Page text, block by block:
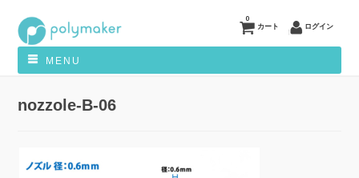
カート
0
ログイン
MENU
nozzole-B-06